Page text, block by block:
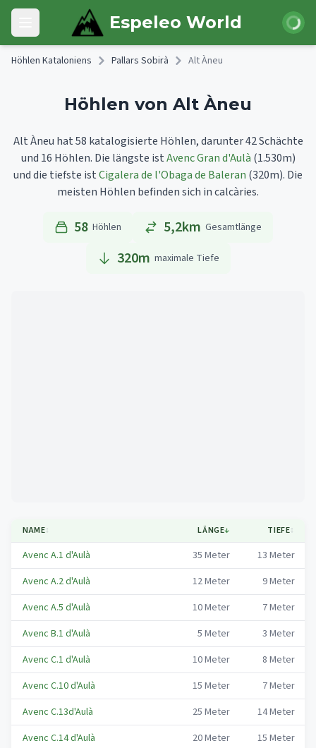
Skip to main content
Open main menu Espeleo World
Höhlen Kataloniens Pallars Sobirà Alt Àneu
Höhlen von Alt Àneu
Alt Àneu hat 58 katalogisierte Höhlen, darunter 42 Schächte
und 16 Höhlen. Die längste istAvenc Gran d'Aulà (1.530m)
und die tiefste istCigalera de l'Obaga de Baleran (320m). Die
meisten Höhlen befinden sich in calcàries.
58 Höhlen 5,2km Gesamtlänge
320m maximale Tiefe
NAME↕ LÄNGE↓ TIEFE↕
Avenc A.1 d'Aulà 35 Meter 13 Meter
Avenc A.2 d'Aulà
12Meter 9Meter
Avenc A.5 d'Aulà
10Meter 7Meter
Avenc B.1 d'Aulà
5 Meter 3 Meter
Avenc C.1 d'Aulà
10Meter 8 Meter
Avenc C.10 d'Aulà
15 Meter 7Meter
Avenc C.13d'Aulà
25 Meter 14Meter
Avenc C.14 d'Aulà
20Meter 15 Meter